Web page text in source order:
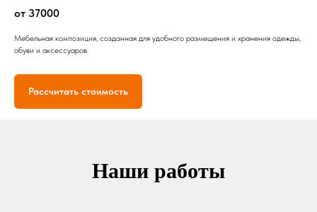
от 37000
Мебельная композиция, созданная для удобного размещения и хранения одежды,
обуви и аксессуаров
Рассчитать стоимость
Наши работы